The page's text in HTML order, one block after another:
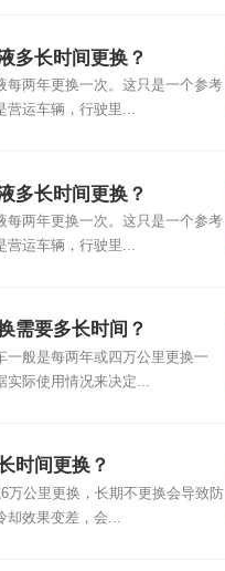
多长时间更换？
每两年更换一次。这只是一个参考
营运车辆，行驶里...
多长时间更换？
每两年更换一次。这只是一个参考
营运车辆，行驶里...
需要多长时间？
一般是每两年或四万公里更换一
实际使用情况来决定...
时间更换？
万公里更换，长期不更换会导致防
却效果变差，会...